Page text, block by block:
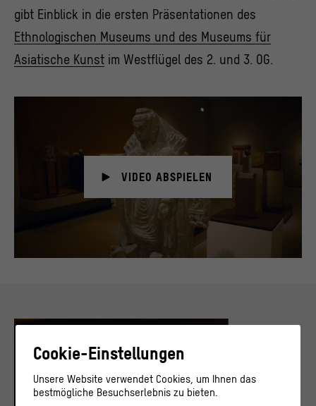
gibt Einblick in die ersten Präsentationen des
Ethnologischen Museums und des Museums für
Asiatische Kunst im Westflügel des 2. und 3. OG.
VIDEO ABSPIELEN
Cookie-Einstellungen
Unsere Website verwendet Cookies, um Ihnen das
bestmögliche Besuchserlebnis zu bieten.